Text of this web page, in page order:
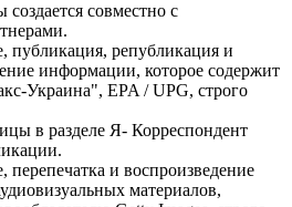
совместно с
публикация, републикация и
информации, которое содержит
Украина", EPA / UPG, строго
в разделе Я- Корреспондент
и воспроизведение
материалов,